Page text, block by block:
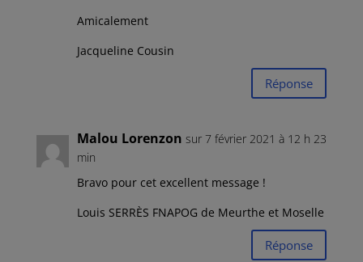
Amicalement
Jacqueline Cousin
Réponse
Malou Lorenzon sur 7 février 2021 à 12 h 23
min
Bravo pour cet excellent message !
Louis SERRÈS FNAPOG de Meurthe et Moselle
Réponse